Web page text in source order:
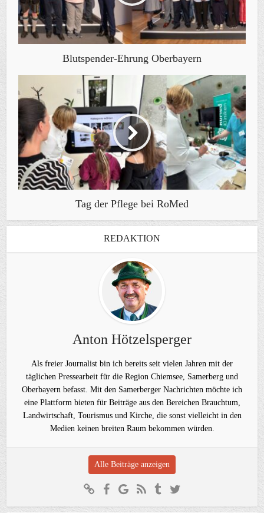
Blutspender-Ehrung Oberbayern
Tag der Pflege bei RoMed
REDAKTION
Anton Hötzelsperger
Als freier Journalist bin ich bereits seit vielen Jahren mit der
täglichen Pressearbeit für die Region Chiemsee, Samerberg und
Oberbayern befasst. Mit den Samerberger Nachrichten möchte ich
eine Plattform bieten für Beiträge aus den Bereichen Brauchtum,
Landwirtschaft, Tourismus und Kirche, die sonst vielleicht in den
Medien keinen breiten Raum bekommen würden.
Alle Beiträge anzeigen